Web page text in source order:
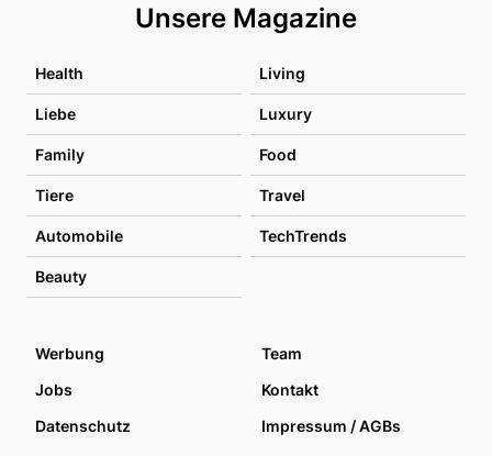
Unsere Magazine
Health Living
Liebe Luxury
Family Food
Tiere Travel
Automobile TechTrends
Beauty
Werbung
Team
Jobs
Kontakt
Datenschutz
Impressum / AGBs